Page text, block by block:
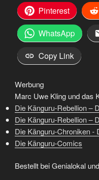
Pinterest
WhatsApp
Copy Link
Werbung
Marc Uwe Kling und das
Die Känguru-Rebellion –
Die Känguru-Rebellion –
Die Känguru-Chroniken -
Die Känguru-Comics
Bestellt bei Genialokal